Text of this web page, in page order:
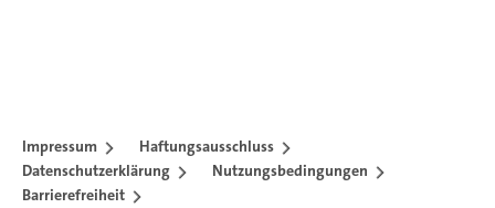
Impressum
Haftungsausschluss
Datenschutzerklärung
Nutzungsbedingungen
Barrierefreiheit